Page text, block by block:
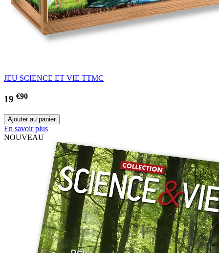
JEU SCIENCE ET VIE TTMC
19 €90
En savoir plus
NOUVEAU